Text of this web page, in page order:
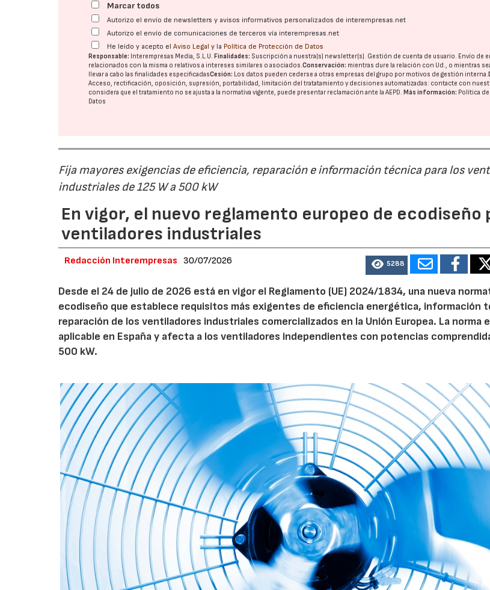
Marcar todos
Autorizo el envío de newsletters y avisos informativos personalizados de interempresas.net
Autorizo el envío de comunicaciones de terceros vía interempresas.net
He leído y acepto elAviso Legal y la Política de Protección de Datos
Responsable: Interempresas Media, S.L.U. Finalidades: Suscripción a nuestra(s) newsletter(s). Gestión de cuenta de usuario. Envío de
relacionados con la misma o relativos a intereses similares o asociados.Conservación: mientras dure la relación con Ud., o mientras
llevar a cabo las finalidades especificadasCesión: Los datos pueden cederse a otras empresas del grupo por motivos de gestión interna.
Acceso, rectificación, oposición, supresión, portabilidad, limitación del tratatamiento y decisiones automatizadas: contacte con
considera que el tratamiento no se ajusta a la normativa vigente, puede presentar reclamación ante laAEPD. Más información: Política
Datos
Fija mayores exigencias de eficiencia, reparación e información técnica para los
industriales de 125 W a 500 kW
En vigor, el nuevo reglamento europeo de ecodiseño
ventiladores industriales
Redacción Interempresas 30/07/2026 5288
Desde el 24 de julio de 2026 está en vigor el Reglamento (UE) 2024/1834, una nueva
ecodiseño que establece requisitos más exigentes de eficiencia energética, información
reparación de los ventiladores industriales comercializados en la Unión Europea. La norma
aplicable en España y afecta a los ventiladores independientes con potencias
500 kW.